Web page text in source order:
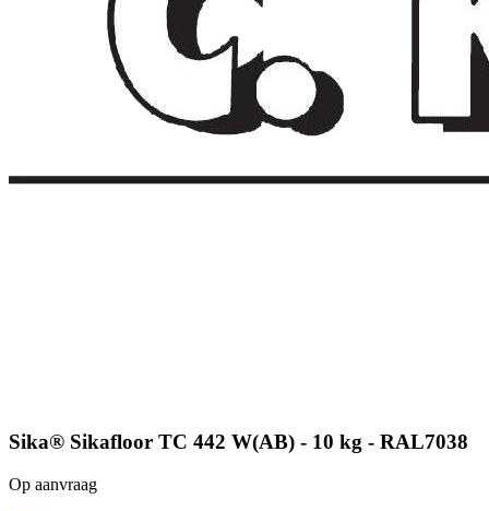
Sika® Sikafloor TC 442 W(AB) - 10 kg - RAL7038
Op aanvraag